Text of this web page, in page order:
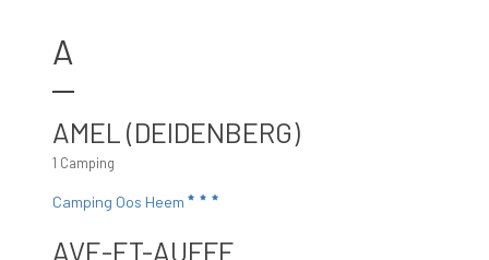
A
AMEL (DEIDENBERG)
1 Camping
Camping Oos Heem
AVE-ET-AUFFE